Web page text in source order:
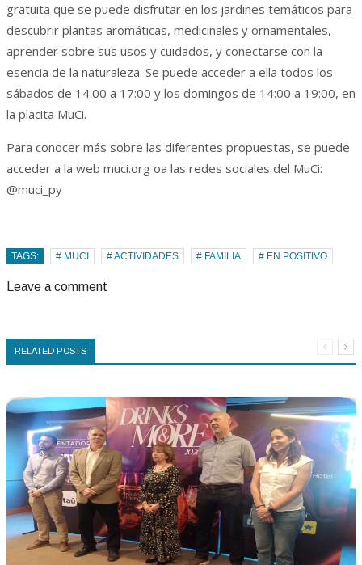
gratuita que se puede disfrutar en los jardines temáticos para
descubrir plantas aromáticas, medicinales y ornamentales,
aprender sobre sus usos y cuidados, y conectarse con la
esencia de la naturaleza. Se puede acceder a ella todos los
sábados de 14:00 a 17:00 y los domingos de 14:00 a 19:00, en
la placita MuCi.
Para conocer más sobre las diferentes propuestas, se puede
acceder a la web muci.org oa las redes sociales del MuCi:
@muci_py
TAGS: # MUCI # ACTIVIDADES # FAMILIA # EN POSITIVO
Leave a comment
RELATED POSTS